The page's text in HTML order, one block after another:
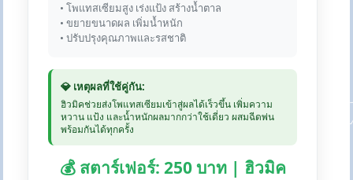
• โพแทสเซียมสูง เร่งแป้ง สร้างน้ำตาล
• ขยายขนาดผล เพิ่มน้ำหนัก
• ปรับปรุงคุณภาพและรสชาติ
💎 เหตุผลที่ใช้คู่กัน:
ฮิวมิคช่วยส่งโพแทสเซียมเข้าสู่ผลได้เร็วขึ้น เพิ่มความ
หวาน แป้ง และน้ำหนักผลมากกว่าใช้เดี่ยว ผสมฉีดพ่น
พร้อมกันได้ทุกครั้ง
💰 สตาร์เฟอร์: 250 บาท | ฮิวมิค